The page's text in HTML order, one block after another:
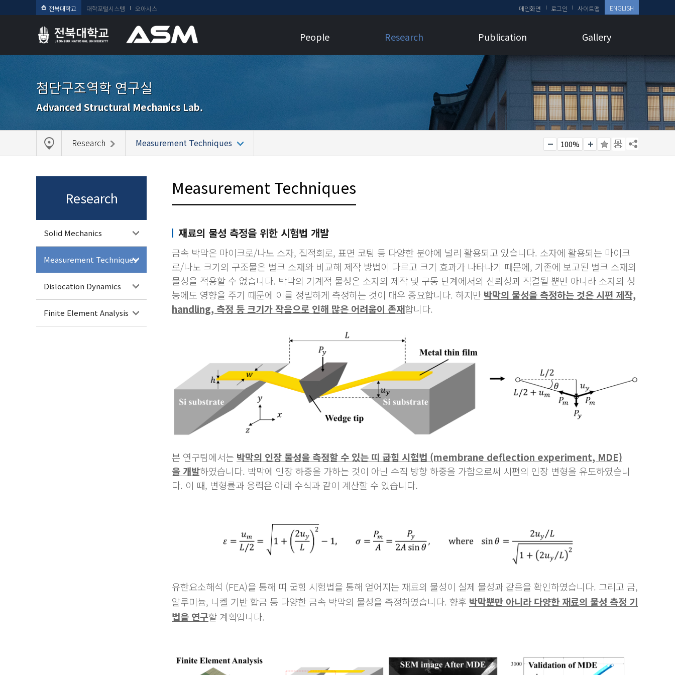
전북대학교 대학포털시스템 오아시스 메인화면 로그인 사이트맵 ENGLISH
People Research Publication Gallery
첨단구조역학 연구실
Advanced Structural Mechanics Lab.
Research Measurement Techniques 100%
Research
Solid Mechanics
Measurement Techniques
Dislocation Dynamics
Finite Element Analysis
Measurement Techniques
재료의 물성 측정을 위한 시험법 개발
금속 박막은 마이크로/나노 소자, 집적회로, 표면 코팅 등 다양한 분야에 널리 활용되고 있습니다. 소자에 활용되는 마이크
로/나노 크기의 구조물은 벌크 소재와 비교해 제작 방법이 다르고 크기 효과가 나타나기 때문에, 기존에 보고된 벌크 소재의
물성을 적용할 수 없습니다. 박막의 기계적 물성은 소자의 제작 및 구동 단계에서의 신뢰성과 직결될 뿐만 아니라 소자의 성
능에도 영향을 주기 때문에 이를 정밀하게 측정하는 것이 매우 중요합니다. 하지만 박막의 물성을 측정하는 것은 시편 제작,
handling, 측정 등 크기가 작음으로 인해 많은 어려움이 존재합니다.
본 연구팀에서는 박막의 인장 물성을 측정할 수 있는 띠 굽힘 시험법 (membrane deflection experiment, MDE)
을 개발하였습니다. 박막에 인장 하중을 가하는 것이 아닌 수직 방향 하중을 가함으로써 시편의 인장 변형을 유도하였습니
다. 이 때, 변형률과 응력은 아래 수식과 같이 계산할 수 있습니다.
유한요소해석 (FEA)을 통해 띠 굽힘 시험법을 통해 얻어지는 재료의 물성이 실제 물성과 같음을 확인하였습니다. 그리고 금,
알루미늄, 니켈 기반 합금 등 다양한 금속 박막의 물성을 측정하였습니다. 향후 박막뿐만 아니라 다양한 재료의 물성 측정 기
법을 연구할 계획입니다.